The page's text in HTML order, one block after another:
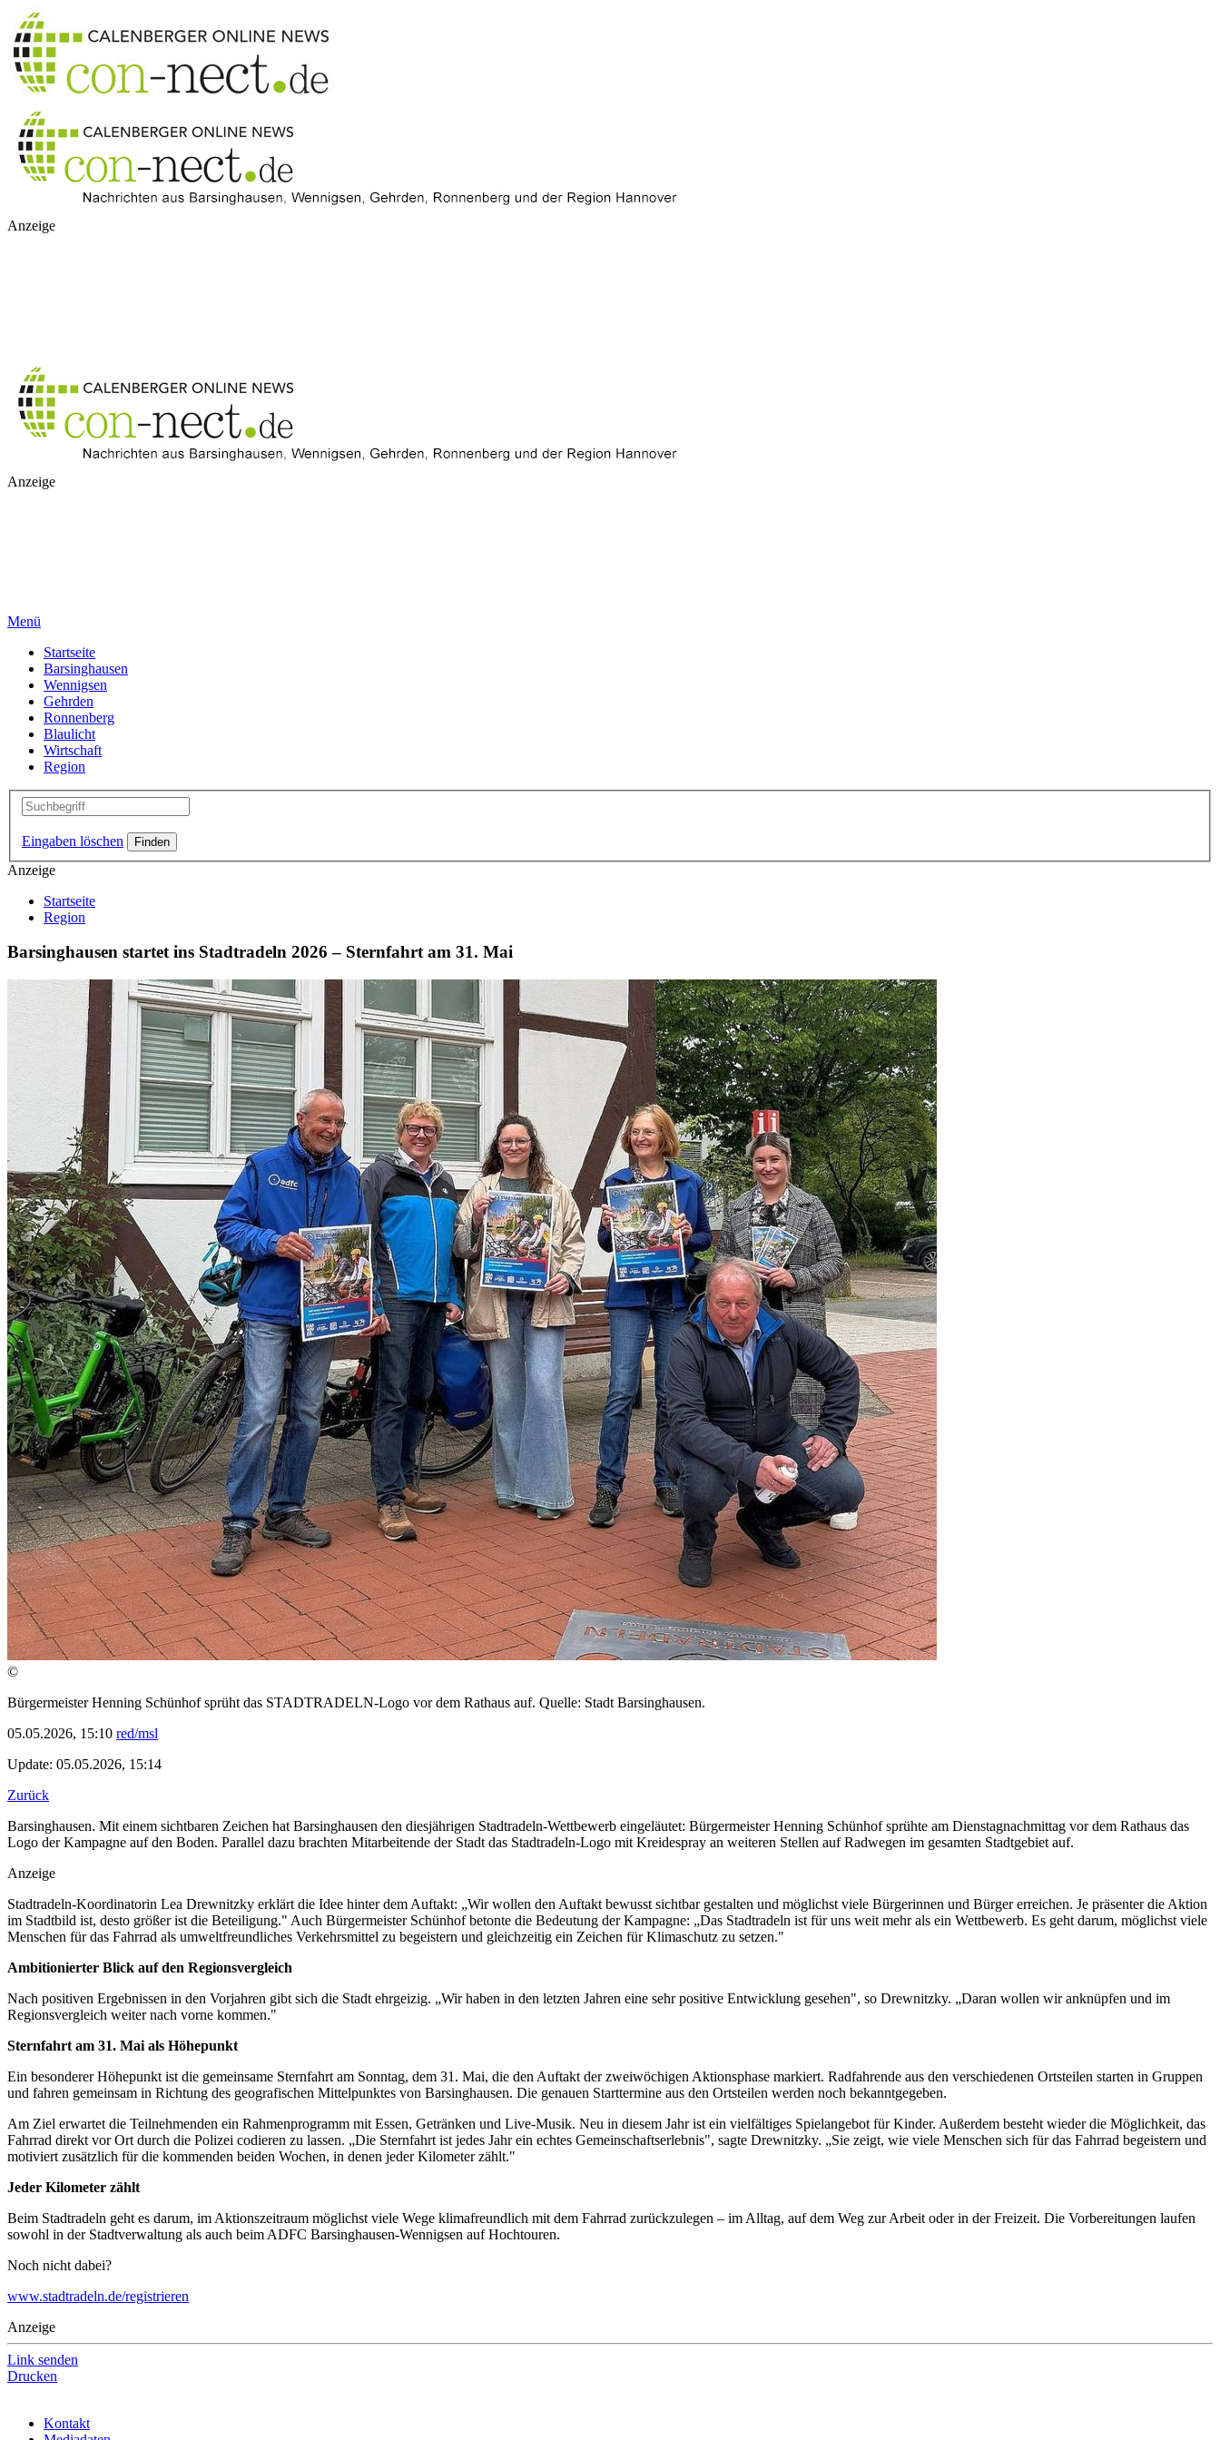
Anzeige
Anzeige
Menü
Startseite
Barsinghausen
Wennigsen
Gehrden
Ronnenberg
Blaulicht
Wirtschaft
Region
Eingaben löschen
Anzeige
Startseite
Region
Barsinghausen startet ins Stadtradeln 2026 – Sternfahrt am 31. Mai
©
Bürgermeister Henning Schünhof sprüht das STADTRADELN-Logo vor dem Rathaus auf. Quelle: Stadt Barsinghausen.
05.05.2026, 15:10 red/msl
Update: 05.05.2026, 15:14
Zurück
Barsinghausen. Mit einem sichtbaren Zeichen hat Barsinghausen den diesjährigen Stadtradeln-Wettbewerb eingeläutet: Bürgermeister Henning Schünhof sprühte am Dienstagnachmittag vor dem Rathaus das
Logo der Kampagne auf den Boden. Parallel dazu brachten Mitarbeitende der Stadt das Stadtradeln-Logo mit Kreidespray an weiteren Stellen auf Radwegen im gesamten Stadtgebiet auf.
Anzeige
Stadtradeln-Koordinatorin Lea Drewnitzky erklärt die Idee hinter dem Auftakt: „Wir wollen den Auftakt bewusst sichtbar gestalten und möglichst viele Bürgerinnen und Bürger erreichen. Je präsenter die Aktion
im Stadtbild ist, desto größer ist die Beteiligung." Auch Bürgermeister Schünhof betonte die Bedeutung der Kampagne: „Das Stadtradeln ist für uns weit mehr als ein Wettbewerb. Es geht darum, möglichst viele
Menschen für das Fahrrad als umweltfreundliches Verkehrsmittel zu begeistern und gleichzeitig ein Zeichen für Klimaschutz zu setzen."
Ambitionierter Blick auf den Regionsvergleich
Nach positiven Ergebnissen in den Vorjahren gibt sich die Stadt ehrgeizig. „Wir haben in den letzten Jahren eine sehr positive Entwicklung gesehen", so Drewnitzky. „Daran wollen wir anknüpfen und im
Regionsvergleich weiter nach vorne kommen."
Sternfahrt am 31. Mai als Höhepunkt
Ein besonderer Höhepunkt ist die gemeinsame Sternfahrt am Sonntag, dem 31. Mai, die den Auftakt der zweiwöchigen Aktionsphase markiert. Radfahrende aus den verschiedenen Ortsteilen starten in Gruppen
und fahren gemeinsam in Richtung des geografischen Mittelpunktes von Barsinghausen. Die genauen Starttermine aus den Ortsteilen werden noch bekanntgegeben.
Am Ziel erwartet die Teilnehmenden ein Rahmenprogramm mit Essen, Getränken und Live-Musik. Neu in diesem Jahr ist ein vielfältiges Spielangebot für Kinder. Außerdem besteht wieder die Möglichkeit, das
Fahrrad direkt vor Ort durch die Polizei codieren zu lassen. „Die Sternfahrt ist jedes Jahr ein echtes Gemeinschaftserlebnis", sagte Drewnitzky. „Sie zeigt, wie viele Menschen sich für das Fahrrad begeistern und
motiviert zusätzlich für die kommenden beiden Wochen, in denen jeder Kilometer zählt."
Jeder Kilometer zählt
Beim Stadtradeln geht es darum, im Aktionszeitraum möglichst viele Wege klimafreundlich mit dem Fahrrad zurückzulegen – im Alltag, auf dem Weg zur Arbeit oder in der Freizeit. Die Vorbereitungen laufen
sowohl in der Stadtverwaltung als auch beim ADFC Barsinghausen-Wennigsen auf Hochtouren.
Noch nicht dabei?
www.stadtradeln.de/registrieren
Anzeige
Link senden
Drucken
Kontakt